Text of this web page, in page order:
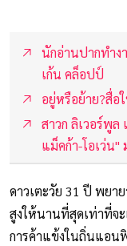
นักอ่านปากทำง
เก้น คล็อปป์
อยู่หรือย้าย?สื่อ
สาวก ลิเวอร์พู
แม็คก้า-โอเว่น"
ดาวเตะวัย 31 ปี พยา
สูงให้นานที่สุดเท่าที่จ
การค้าแข้งในถิ่นแอน